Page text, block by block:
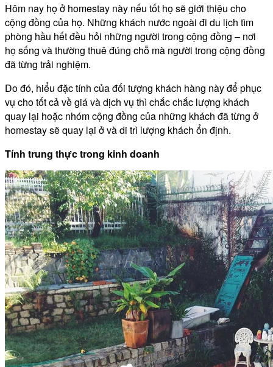
Hôm nay họ ở homestay này nếu tốt họ sẽ giới thiệu cho
cộng đồng của họ. Những khách nước ngoài đi du lịch tìm
phòng hầu hết đều hỏi những người trong cộng đồng – nơi
họ sống và thường thuê đúng chỗ mà người trong cộng đồng
đã từng trải nghiệm.
Do đó, hiểu đặc tính của đối tượng khách hàng này để phục
vụ cho tốt cả về giá và dịch vụ thì chắc chắc lượng khách
quay lại hoặc nhóm cộng đồng của những khách đã từng ở
homestay sẽ quay lại ở và di trì lượng khách ổn định.
Tính trung thực trong kinh doanh